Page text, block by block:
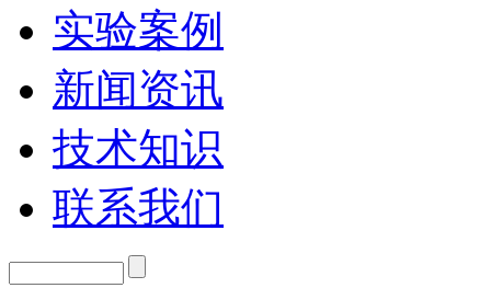
实验案例
新闻资讯
技术知识
联系我们